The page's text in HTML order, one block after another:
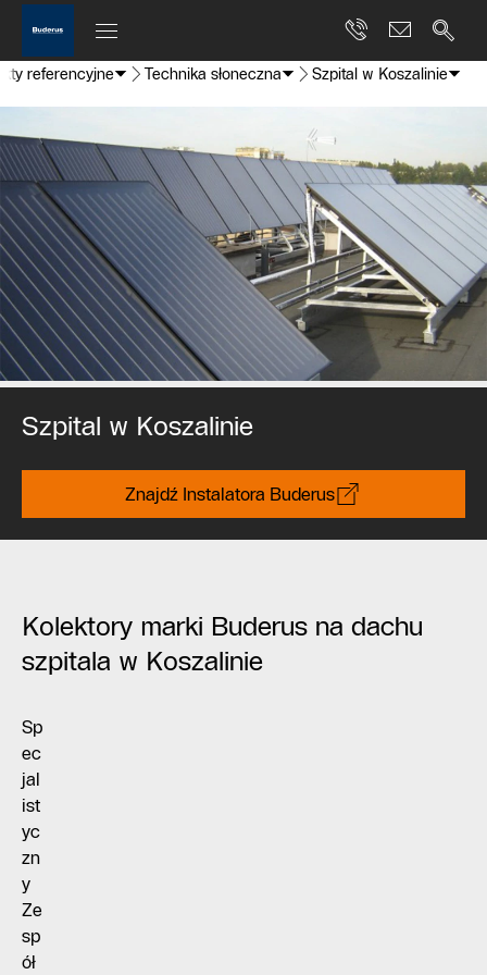
referencyjne Technika słoneczna Szpital w Koszalinie
Szpital w Koszalinie
Znajdź Instalatora Buderus
Kolektory marki Buderus na dachu
szpitala w Koszalinie
Sp
ec
jal
ist
yc
zn
y
Ze
sp
ół